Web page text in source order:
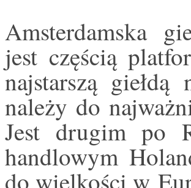
Amsterdamska
jest częścią
najstarszą
należy do
Jest drugim po
handlowym
do wielkości w